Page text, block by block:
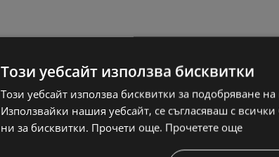
Този уебсайт използва бисквитки
Този уебсайт използва бисквитки за подобряване
Използвайки нашия уебсайт, се съгласяваш с
ни за бисквитки. Прочети още. Прочетете още